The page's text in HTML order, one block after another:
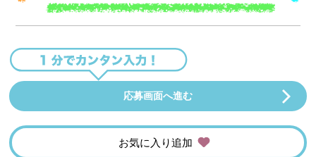
応募画面へ進む
お気に入り追加